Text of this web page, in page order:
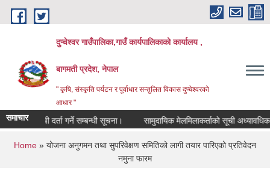
Skip to main content
दुप्चेश्वर गाउँपालिका,गाउँ कार्यपालिकाको कार्यालय ,
बागमती प्रदेश, नेपाल
" कृषि, संस्कृति पर्यटन र पूर्वाधार सन्तुलित विकास दुप्चेश्वरको
आधार "
समाचारसूची दर्ता गर्ने सम्बन्धी सूचना। सामुदायिक मेलमिलाकर्ताको सूची अध्यावधिक गर्ने
You are here
Home » योजना अनुगमन तथा सुपरिवेक्षण समितिको लागी तयार पारिएको प्रतिवेदन
नमुना फारम